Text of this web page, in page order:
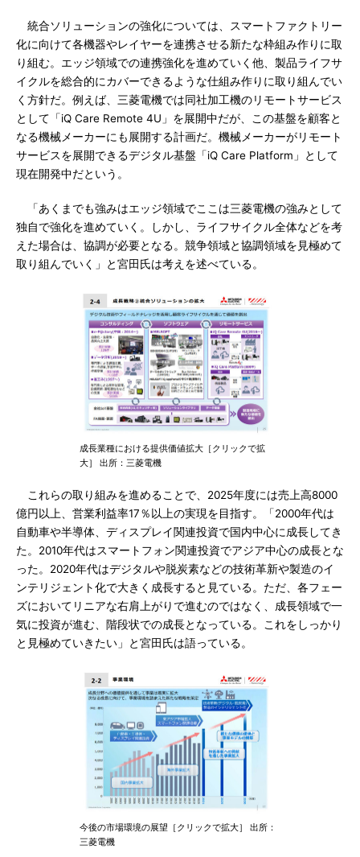
統合ソリューションの強化については、スマートファクトリー
化に向けて各機器やレイヤーを連携させる新たな枠組み作りに取
り組む。エッジ領域での連携強化を進めていく他、製品ライフサ
イクルを総合的にカバーできるような仕組み作りに取り組んでい
く方針だ。例えば、三菱電機では同社加工機のリモートサービス
として「iQ Care Remote 4U」を展開中だが、この基盤を顧客と
なる機械メーカーにも展開する計画だ。機械メーカーがリモート
サービスを展開できるデジタル基盤「iQ Care Platform」として
現在開発中だという。
「あくまでも強みはエッジ領域でここは三菱電機の強みとして
独自で強化を進めていく。しかし、ライフサイクル全体などを考
えた場合は、協調が必要となる。競争領域と協調領域を見極めて
取り組んでいく」と宮田氏は考えを述べている。
成長業種における提供価値拡大［クリックで拡
大］ 出所：三菱電機
これらの取り組みを進めることで、2025年度には売上高8000
億円以上、営業利益率17％以上の実現を目指す。「2000年代は
自動車や半導体、ディスプレイ関連投資で国内中心に成長してき
た。2010年代はスマートフォン関連投資でアジア中心の成長とな
った。2020年代はデジタルや脱炭素などの技術革新や製造のイ
ンテリジェント化で大きく成長すると見ている。ただ、各フェー
ズにおいてリニアな右肩上がりで進むのではなく、成長領域で一
気に投資が進む、階段状での成長となっている。これをしっかり
と見極めていきたい」と宮田氏は語っている。
今後の市場環境の展望［クリックで拡大］ 出所：
三菱電機